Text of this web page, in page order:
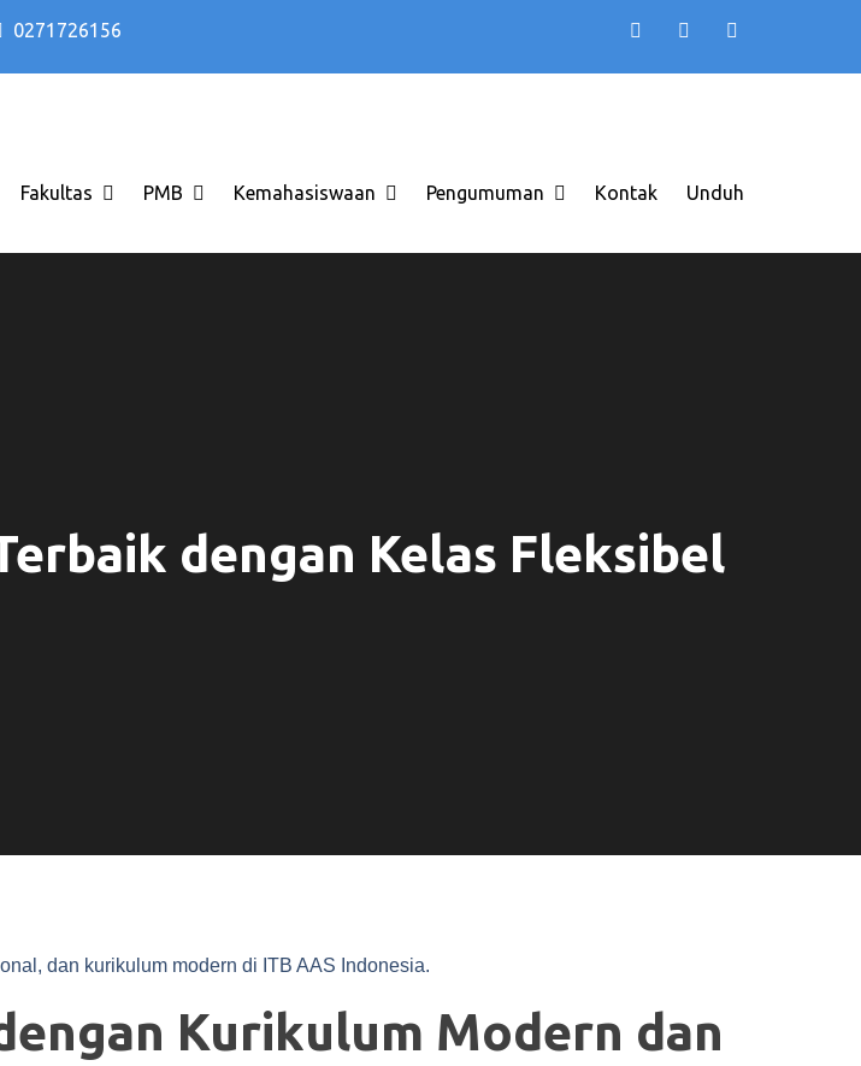
0271726156
Fakultas PMB Kemahasiswaan Pengumuman Kontak Unduh
dengan Kelas Fleksibel
dan kurikulum modern di ITB AAS Indonesia.
Kurikulum Modern dan